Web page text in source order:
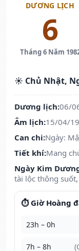
DƯƠNG LỊCH
6
Tháng 6 Năm
☀️ Chủ Nhật,
Dương lịch:06/
Âm lịch:15/04/
Can chi:Ngày:
Tiết khí:Mang
Ngày Kim
tài lộc thông
⏱️ Giờ Hoàng
23h – 0h
7h – 8h